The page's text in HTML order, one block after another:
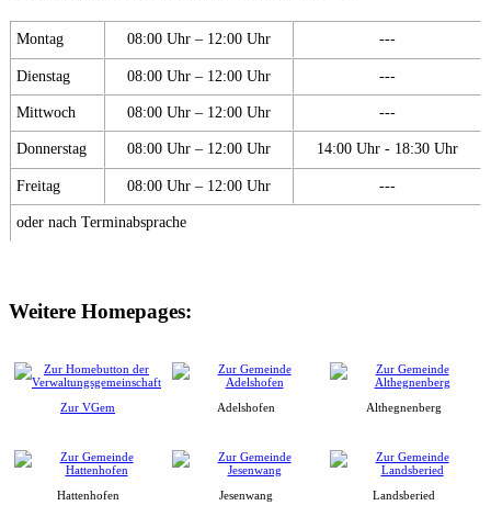
Montag 08:00 Uhr – 12:00 Uhr ---
Dienstag 08:00 Uhr – 12:00 Uhr ---
Mittwoch 08:00 Uhr – 12:00 Uhr ---
Donnerstag 08:00 Uhr – 12:00 Uhr 14:00 Uhr - 18:30 Uhr
Freitag 08:00 Uhr – 12:00 Uhr ---
oder nach Terminabsprache
Weitere Homepages:
Zur VGem Adelshofen Althegnenberg
Hattenhofen Jesenwang Landsberied